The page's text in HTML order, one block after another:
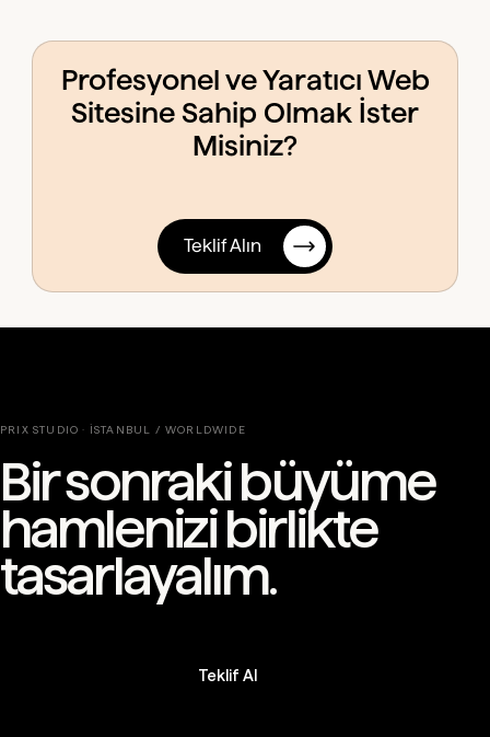
Profesyonel ve Yaratıcı Web
Sitesine Sahip Olmak İster
Misiniz?
Teklif Alın
PRIX STUDIO · İSTANBUL / WORLDWIDE
Bir sonraki büyüme
hamlenizi birlikte
tasarlayalım.
Teklif Al